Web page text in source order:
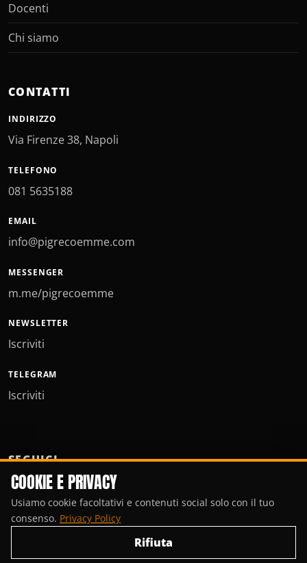
Docenti
Chi siamo
CONTATTI
INDIRIZZO
Via Firenze 38, Napoli
TELEFONO
081 5635188
EMAIL
info@pigrecoemme.com
MESSENGER
m.me/pigrecoemme
NEWSLETTER
Iscriviti
TELEGRAM
Iscriviti
SEGUICI
COOKIE E PRIVACY
Usiamo cookie facoltativi e contenuti social solo con il tuo
consenso. Privacy Policy
Rifiuta